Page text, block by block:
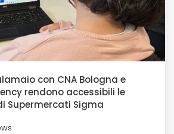
con CNA Bologna e
rendono accessibili le
Supermercati Sigma